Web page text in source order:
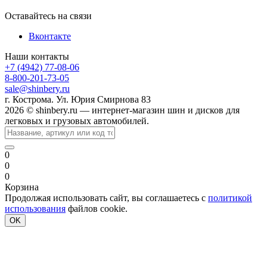
Оставайтесь на связи
Вконтакте
Наши контакты
+7 (4942) 77-08-06
8-800-201-73-05
sale@shinbery.ru
г. Кострома. Ул. Юрия Смирнова 83
2026 © shinbery.ru — интернет-магазин шин и дисков для
легковых и грузовых автомобилей.
0
0
0
Корзина
Продолжая использовать сайт, вы соглашаетесь с политикой
использования файлов cookie.
OK